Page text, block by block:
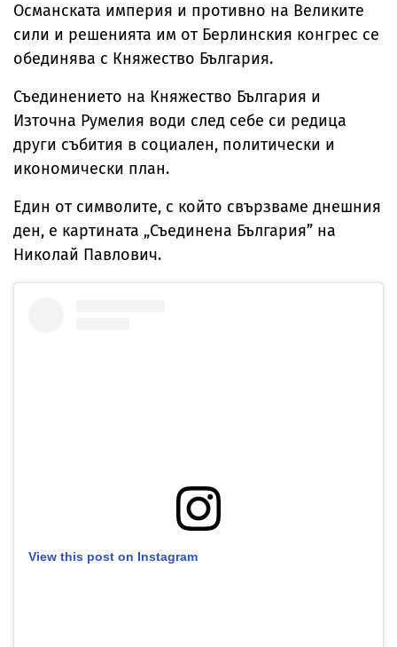
Османската империя и противно на Великите
сили и решенията им от Берлинския конгрес се
обединява с Княжество България.
Съединението на Княжество България и
Източна Румелия води след себе си редица
други събития в социален, политически и
икономически план.
Един от символите, с който свързваме днешния
ден, е картината „Съединена България” на
Николай Павлович.
View this post on Instagram